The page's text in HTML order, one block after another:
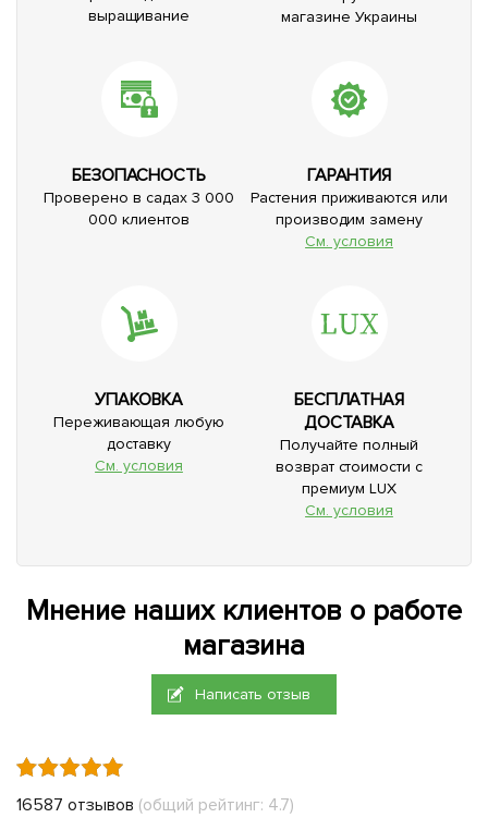
выращивание
магазине Украины
БЕЗОПАСНОСТЬ
Проверено в садах 3 000
000 клиентов
ГАРАНТИЯ
Растения приживаются или
производим замену
См. условия
УПАКОВКА
Переживающая любую
доставку
См. условия
БЕСПЛАТНАЯ
ДОСТАВКА
Получайте полный
возврат стоимости с
премиум LUX
См. условия
Мнение наших клиентов о работе
магазина
Написать отзыв
16587 отзывов (общий рейтинг: 4.7)